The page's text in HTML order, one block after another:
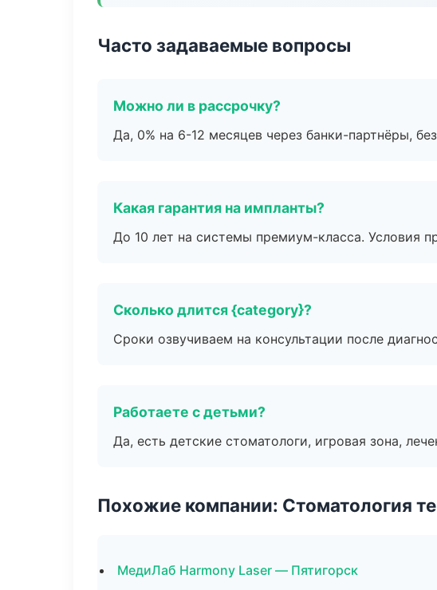
Часто задаваемые вопросы
Можно ли в рассрочку?
Да, 0% на 6-12 месяцев через банки-партнёры,
Какая гарантия на импланты?
До 10 лет на системы премиум-класса. Условия
Сколько длится {category}?
Сроки озвучиваем на консультации после
Работаете с детьми?
Да, есть детские стоматологи, игровая зона,
Похожие компании: Стоматология
МедиЛаб Harmony Laser — Пятигорск